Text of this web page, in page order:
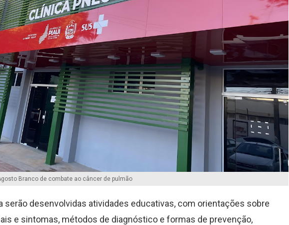
Branco de combate ao câncer de pulmão
serão desenvolvidas atividades educativas, com orientações sobre
e sintomas, métodos de diagnóstico e formas de prevenção,